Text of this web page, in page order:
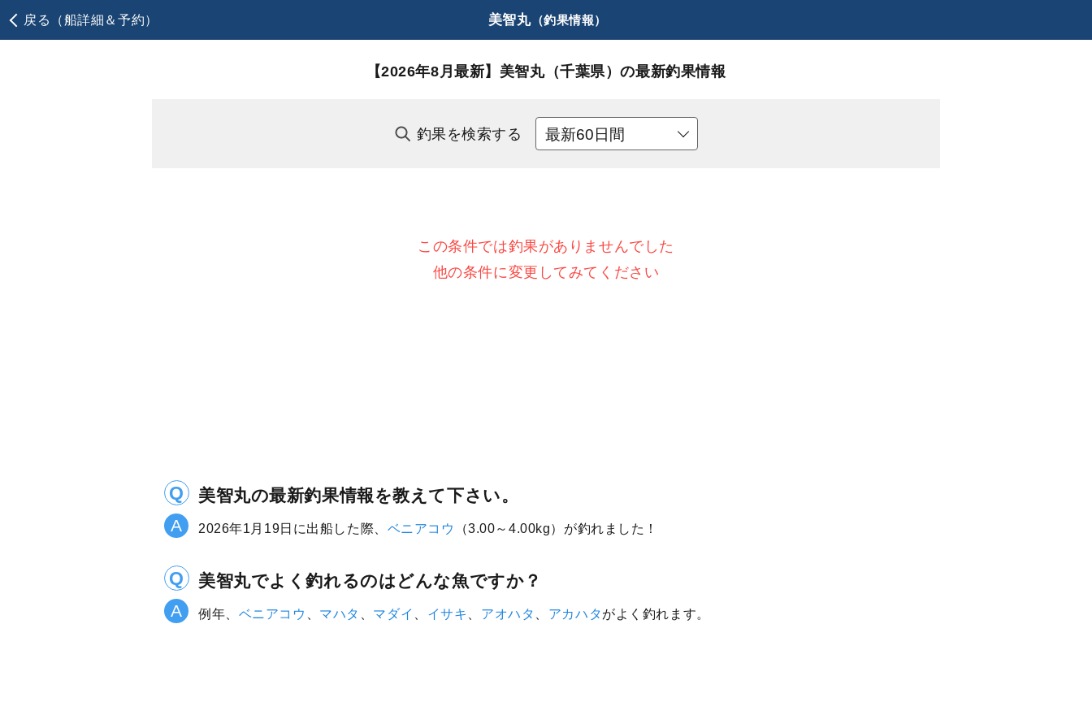
戻る（船詳細＆予約） 美智丸（釣果情報）
【2026年8月最新】 美智丸（千葉県）の最新釣果情報
釣果を検索する
この条件では釣果がありませんでした
他の条件に変更してみてください
美智丸の最新釣果情報を教えて下さい。
2026年1月19日に出船した際、 ベニアコウ （3.00～4.00kg）が釣れました！
美智丸でよく釣れるのはどんな魚ですか？
例年、 ベニアコウ マハタ マダイ イサキ アオハタ アカハタがよく釣れます。